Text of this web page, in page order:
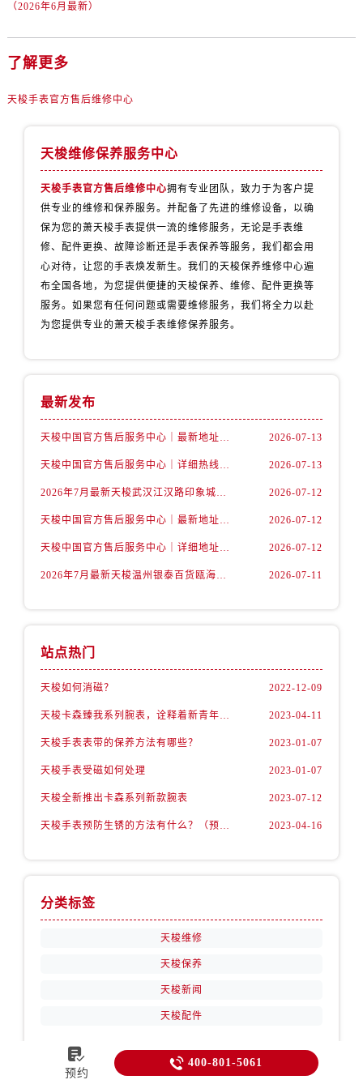
（2026年6月最新）
了解更多
天梭手表官方售后维修中心
天梭维修保养服务中心
天梭手表官方售后维修中心拥有专业团队，致力于为客户提
供专业的维修和保养服务。并配备了先进的维修设备，以确
保为您的萧天梭手表提供一流的维修服务，无论是手表维
修、配件更换、故障诊断还是手表保养等服务，我们都会用
心对待，让您的手表焕发新生。我们的天梭保养维修中心遍
布全国各地，为您提供便捷的天梭保养、维修、配件更换等
服务。如果您有任何问题或需要维修服务，我们将全力以赴
为您提供专业的萧天梭手表维修保养服务。
最新发布
天梭中国官方售后服务中心｜最新地址与24小时服务电话权威信息通告（2026年7月最新） 2026-07-13
天梭中国官方售后服务中心｜详细热线电话及全部网点地址权威信息通知（2026年7月最新） 2026-07-13
2026年7月最新天梭武汉江汉路印象城维修保养服务电话 2026-07-12
天梭中国官方售后服务中心｜最新地址及官方客服热线权威信息通告（2026年7月最新） 2026-07-12
天梭中国官方售后服务中心｜详细地址与售后热线权威信息通知（2026年7月最新） 2026-07-12
2026年7月最新天梭温州银泰百货瓯海店维修保养服务电话 2026-07-11
站点热门
天梭如何消磁？ 2022-12-09
天梭卡森臻我系列腕表，诠释着新青年的生活态度 2023-04-11
天梭手表表带的保养方法有哪些？ 2023-01-07
天梭手表受磁如何处理 2023-01-07
天梭全新推出卡森系列新款腕表 2023-07-12
天梭手表预防生锈的方法有什么？（预防方法） 2023-04-16
分类标签
天梭维修
天梭保养
天梭新闻
天梭配件

预约
 400-801-5061